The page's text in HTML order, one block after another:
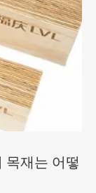
목재는 어떻